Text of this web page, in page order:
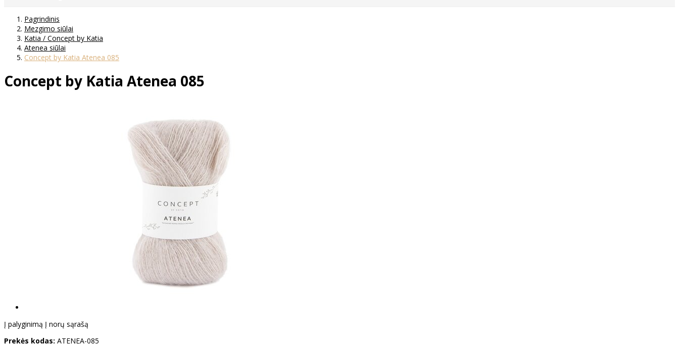
Pagrindinis
Mezgimo siūlai
Katia / Concept by Katia
Atenea siūlai
Concept by Katia Atenea 085
Concept by Katia Atenea 085
Į palyginimą Į norų sąrašą
Prekės kodas: ATENEA-085